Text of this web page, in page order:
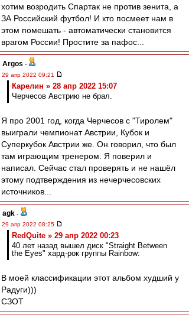
хотим возродить Спартак не против зенита, а
ЗА Российский футбол! И кто посмеет нам в
этом помешать - автоматически становится
врагом России! Простите за пафос...
Argos -
29 апр 2022 09:21
Карелин » 28 апр 2022 15:07
Черчесов Австрию не брал.
Я про 2001 год, когда Черчесов с "Тиролем"
выиграли чемпионат Австрии, Кубок и
Суперкубок Австрии же. Он говорил, что был
там играющим тренером. Я поверил и
написал. Сейчас стал проверять и не нашёл
этому подтверждения из нечерчесовских
источников...
agk -
29 апр 2022 08:25
RedQuite » 29 апр 2022 00:23
40 лет назад вышел диск "Straight Between
the Eyes" хард-рок группы Rainbow:
В моей классификации этот альбом худший у
Радуги)))
СЗОТ